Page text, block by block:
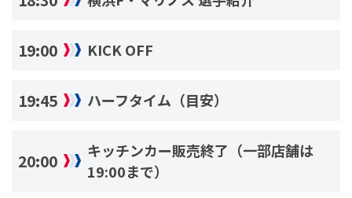
19:00 KICK OFF
19:45 ハーフタイム（目安）
20:00
キッチンカー販売終了（一部店舗は
19:00まで）